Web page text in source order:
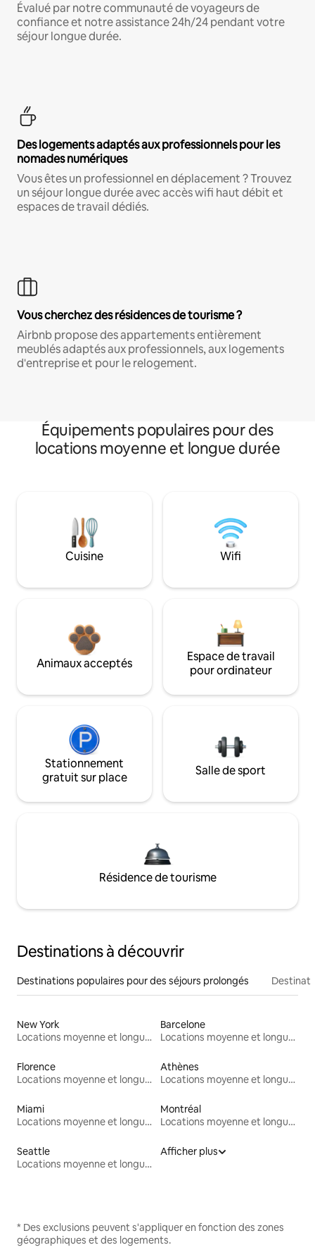
Évalué par notre communauté de voyageurs de
confiance et notre assistance 24h/24 pendant votre
séjour longue durée.
Des logements adaptés aux professionnels pour les
nomades numériques
Vous êtes un professionnel en déplacement ? Trouvez
un séjour longue durée avec accès wifi haut débit et
espaces de travail dédiés.
Vous cherchez des résidences de tourisme ?
Airbnb propose des appartements entièrement
meublés adaptés aux professionnels, aux logements
d'entreprise et pour le relogement.
Équipements populaires pour des
locations moyenne et longue durée
Cuisine Wifi
Animaux acceptés
Espace de travail
pour ordinateur
Stationnement
gratuit sur place
Salle de sport
Résidence de tourisme
Destinations à découvrir
Destinations populaires pour des séjours prolongés
New York
Locations moyenne et longue durée
Barcelone
Locations moyenne et longue durée
Florence
Locations moyenne et longue durée
Athènes
Locations moyenne et longue durée
Miami
Locations moyenne et longue durée
Montréal
Locations moyenne et longue durée
Seattle
Locations moyenne et longue durée
Afficher plus
* Des exclusions peuvent s'appliquer en fonction des zones
géographiques et des logements.